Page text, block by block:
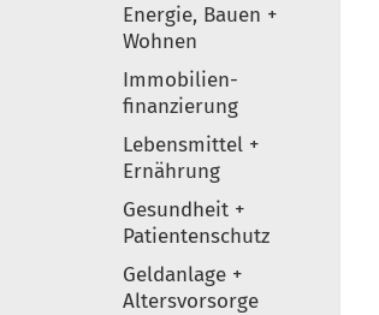
Elemente
Energie, Bauen +
Wohnen
Immobilien-
finanzierung
Lebensmittel +
Ernährung
Gesundheit +
Patientenschutz
Geldanlage +
Altersvorsorge